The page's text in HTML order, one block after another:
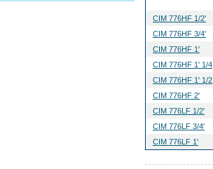
CIM 776HF 1/2'
CIM 776HF 3/4'
CIM 776HF 1'
CIM 776HF 1' 1/4
CIM 776HF 1' 1/2
CIM 776HF 2'
CIM 776LF 1/2'
CIM 776LF 3/4'
CIM 776LF 1'